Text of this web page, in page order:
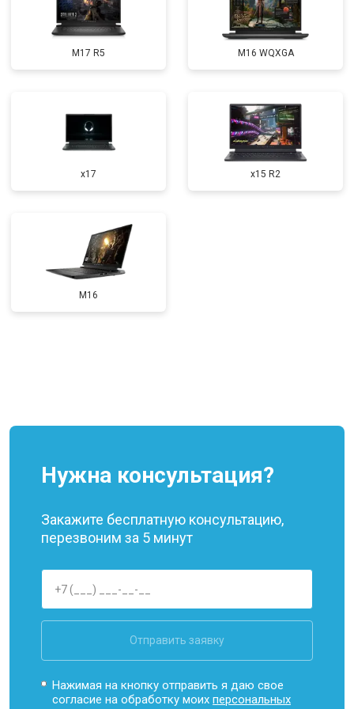
Замена оперативной памяти от 1100 ₽ Заказать
Прошивка BIOS от 1500 ₽ Заказать
Замена северного моста от 3500 ₽
M17 R5 M16 WQXGA
x17 x15 R2
M16
Нужна консультация?
Закажите бесплатную консультацию,
перезвоним за 5 минут
Отправить заявку
Нажимая на кнопку отправить я даю свое
согласие на обработку моихперсональных